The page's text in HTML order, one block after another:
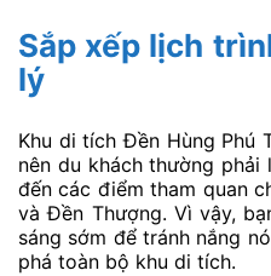
Sắp xếp lịch
lý
Khu di tích Đền Hùng Phú
nên du khách thường
đến các điểm tham quan
và Đền Thượng. Vì vậy,
sáng sớm để tránh nắng
phá toàn bộ khu di tích.